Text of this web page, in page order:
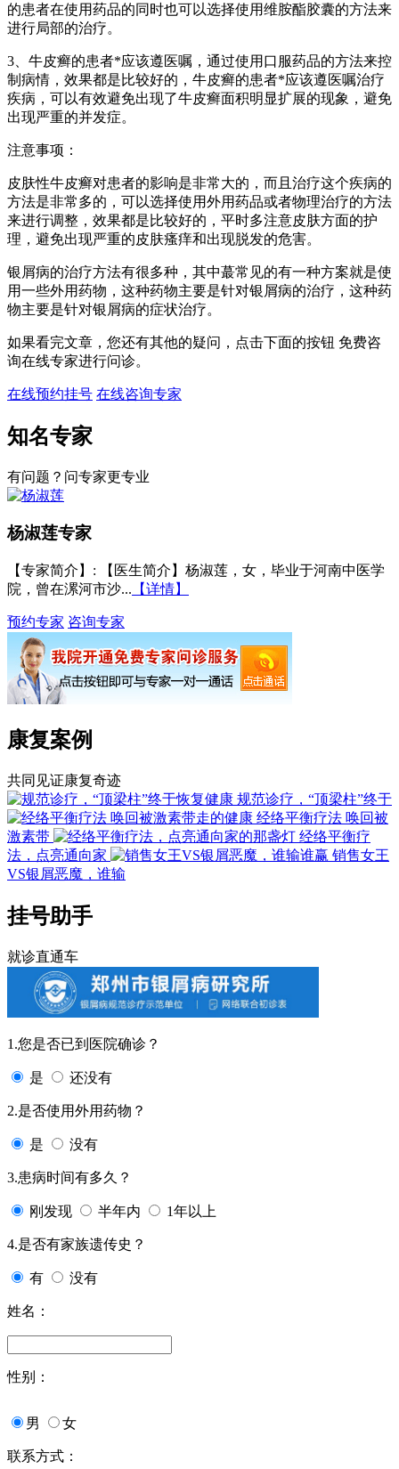
的患者在使用药品的同时也可以选择使用维胺酯胶囊的方法来
进行局部的治疗。
3、牛皮癣的患者*应该遵医嘱，通过使用口服药品的方法来控
制病情，效果都是比较好的，牛皮癣的患者*应该遵医嘱治疗
疾病，可以有效避免出现了牛皮癣面积明显扩展的现象，避免
出现严重的并发症。
注意事项：
皮肤性牛皮癣对患者的影响是非常大的，而且治疗这个疾病的
方法是非常多的，可以选择使用外用药品或者物理治疗的方法
来进行调整，效果都是比较好的，平时多注意皮肤方面的护
理，避免出现严重的皮肤瘙痒和出现脱发的危害。
银屑病的治疗方法有很多种，其中蕞常见的有一种方案就是使
用一些外用药物，这种药物主要是针对银屑病的治疗，这种药
物主要是针对银屑病的症状治疗。
如果看完文章，您还有其他的疑问，点击下面的按钮 免费咨
询在线专家进行问诊。
在线预约挂号 在线咨询专家
知名专家
有问题？问专家更专业
杨淑莲专家
【专家简介】 : 【医生简介】杨淑莲，女，毕业于河南中医学
院，曾在漯河市沙... 【详情】
预约专家 咨询专家
康复案例
共同见证康复奇迹
规范诊疗，“顶梁柱”终于
经络平衡疗法 唤回被
激素带
经络平衡疗
法，点亮通向家
销售女王
VS银屑恶魔，谁输
挂号助手
就诊直通车
1.您是否已到医院确诊？
是 还没有
2.是否使用外用药物？
是 没有
3.患病时间有多久？
刚发现 半年内 1年以上
4.是否有家族遗传史？
有 没有
姓名：
性别：
男 女
联系方式：